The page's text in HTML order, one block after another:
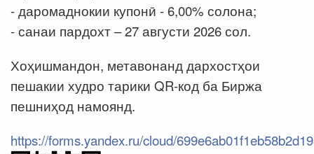
- даромаднокии купонӣ - 6,00% солона;
- санаи пардохт – 27 августи 2026 сол.
Хоҳишмандон, метавонанд дархостҳои
пешакии худро тарики QR-код ба Биржа
пешниҳод намоянд.
https://forms.yandex.ru/cloud/